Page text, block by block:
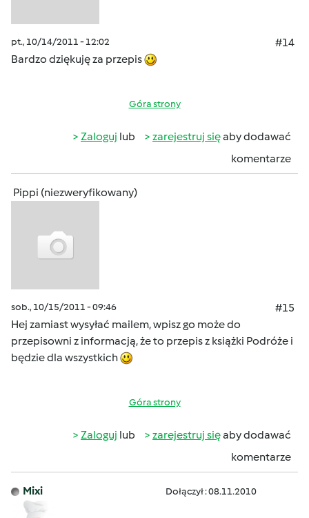
pt., 10/14/2011 - 12:02
#14
Bardzo dziękuję za przepis
Góra strony
Zaloguj lub zarejestruj sięaby dodawać
komentarze
Pippi (niezweryfikowany)
sob., 10/15/2011 - 09:46
#15
Hej zamiast wysyłać mailem, wpisz go może do
przepisowni z informacją, że to przepis z książki Podróże i
będzie dla wszystkich
Góra strony
Zaloguj lub zarejestruj sięaby dodawać
komentarze
Mixi Dołączył : 08.11.2010